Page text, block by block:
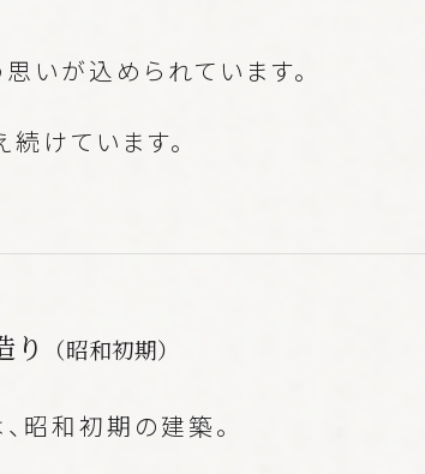
思いが込められています。
けています。
り （昭和初期）
昭和初期の建築。